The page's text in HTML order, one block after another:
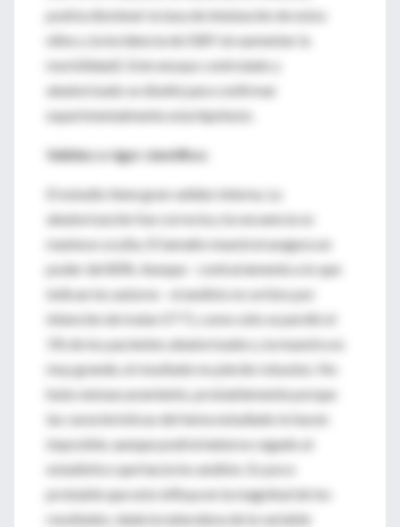
podría disminuir la tasa de intubación de estos
niños y la incidencia de DBP sin aumentar la
morbilidad2. Este ensayo controlado y
aleatorizado se diseñó para confirmar
experimentalmente esta hipótesis.
Validez o rigor científico:
El estudio tiene gran validez interna. La
aleatorización fue correcta y la secuencia se
mantuvo oculta. El tamaño muestral asegura un
poder del 80%. Aunque - contrariamente a lo que
indican los autores - el análisis no se hizo por
intención de tratar (ITT), como sólo se perdió el
1% de los pacientes aleatorizados y la muestra es
muy grande, el resultado no pierde robustez. No
hubo enmascaramiento, probablemente porque
las características del tema estudiado lo hacen
imposible, aunque podría haberse cegado al
estadístico que hacía los análisis. Es poco
probable que esto influya en la magnitud de los
resultados, dada la naturaleza de la variable